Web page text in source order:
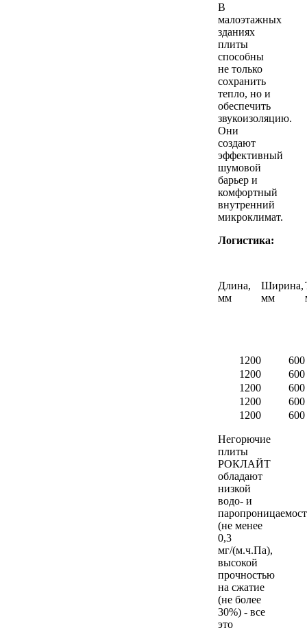
В
малоэтажных
зданиях
плиты
способны
не только
сохранить
тепло, но и
обеспечить
звукоизоляцию.
Они
создают
эффективный
шумовой
барьер и
комфортный
внутренний
микроклимат.
Логистика:
Длина,
мм
Ширина,
мм
1200
600
1200
600
1200
600
1200
600
1200
600
Негорючие
плиты
РОКЛАЙТ
обладают
низкой
водо- и
(не менее
0,3
мг/(м.ч.Па),
высокой
прочностью
на сжатие
(не более
30%) - все
это